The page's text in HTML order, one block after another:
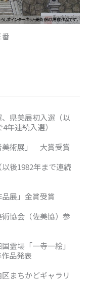
県美展初入選（以
年連続入選）
美術展」 大賞受賞
後1982年まで連続
展」金賞受賞
協会（佐美協）参
霊場「一寺一絵」
品発表
まちかどギャラリ